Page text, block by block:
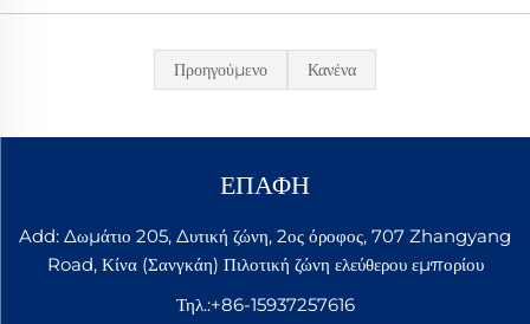
Προηγούμενο Κανένα
ΕΠΑΦΗ
Add: Δωμάτιο 205, Δυτική ζώνη, 2ος όροφος, 707 Zhangyang
Road, Κίνα (Σανγκάη) Πιλοτική ζώνη ελεύθερου εμπορίου
Τηλ.:+86-15937257616